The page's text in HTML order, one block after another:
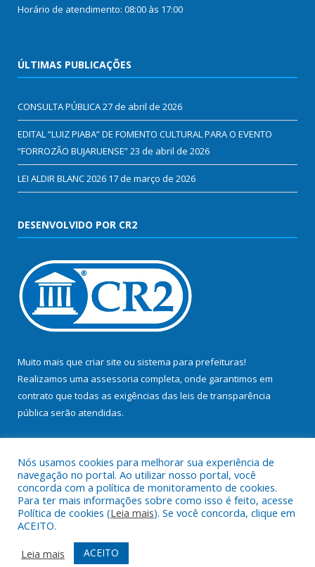
Horário de atendimento: 08:00 às 17:00
ÚLTIMAS PUBLICAÇÕES
CONSULTA PÚBLICA27 de abril de 2026
EDITAL “LUIZ PIABA” DE FOMENTO CULTURAL PARA O EVENTO
“FORROZÃO BUJARUENSE”23 de abril de 2026
LEI ALDIR BLANC 2026 17 de março de 2026
DESENVOLVIDO POR CR2
Muito mais que criar site ou sistema para prefeituras!
Realizamos uma assessoria completa, onde garantimos em
contrato que todas as exigências das leis de transparência
pública serão atendidas.
Todos os direitos reservados a Prefeitura Municipal de Bujaru.
Mapa do Site
Acessar Área Administrativa
Nós usamos cookies para melhorar sua experiência de
navegação no portal. Ao utilizar nosso portal, você
concorda com a política de monitoramento de cookies.
Para ter mais informações sobre como isso é feito, acesse
Política de cookies (Leia mais). Se você concorda, clique em
ACEITO.
Leia mais
ACEITO